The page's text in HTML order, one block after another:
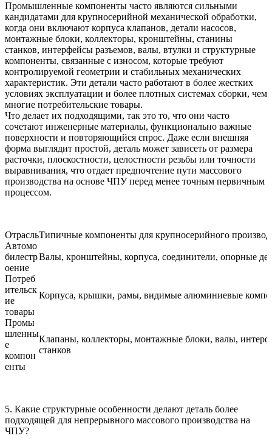
Промышленные компоненты часто являются сильными
кандидатами для крупносерийной механической обработки,
когда они включают корпуса клапанов, детали насосов,
монтажные блоки, коллекторы, кронштейны, станины
станков, интерфейсы разъемов, валы, втулки и структурные
компоненты, связанные с износом, которые требуют
контролируемой геометрии и стабильных механических
характеристик. Эти детали часто работают в более жестких
условиях эксплуатации и более плотных системах сборки, чем
многие потребительские товары.
Что делает их подходящими, так это то, что они часто
сочетают инженерные материалы, функционально важные
поверхности и повторяющийся спрос. Даже если внешняя
форма выглядит простой, деталь может зависеть от размера
расточки, плоскостности, целостности резьбы или точности
выравнивания, что отдает предпочтение пути массового
производства на основе ЧПУ перед менее точным первичным
процессом.
ОтрасльТипичные компоненты для крупносерийного
Автомо
билестр
оение
Валы, кронштейны, корпуса, соединители, опорные
Потреб
ительск
ие
товары
Корпуса, крышки, рамы, видимые алюминиевые
Промы
шленны
е
компон
енты
Клапаны, коллекторы, монтажные блоки, валы,
станков
5. Какие структурные особенности делают деталь более
подходящей для непрерывного массового производства на
ЧПУ?